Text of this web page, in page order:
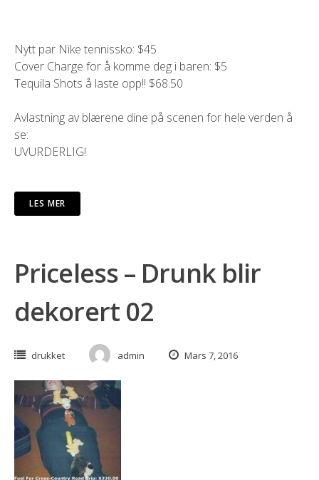
Nytt par Nike tennissko: $45
Cover Charge for å komme deg i baren: $5
Tequila Shots å laste opp!! $68.50
Avlastning av blærene dine på scenen for hele verden å
se:
UVURDERLIG!
LES MER
Priceless – Drunk blir
dekorert 02
drukket admin Mars 7, 2016